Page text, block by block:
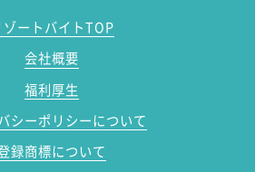
ゾートバイトTOP
会社概要
福利厚生
シーポリシーについて
録商標について